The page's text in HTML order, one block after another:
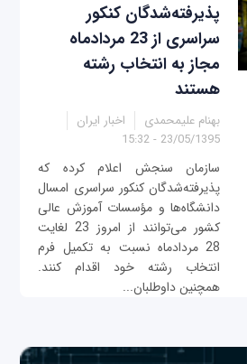
پذیرفته‌شدگان کنکور
سراسری از 23 مردادماه
مجاز به انتخاب رشته
هستند
بهنام علیمحمدی
اخبار ایران
23/05/1395 - 15:32
سازمان سنجش اعلام کرده که
پذیرفته‌شدگان کنکور سراسری امسال
دانشگاه‌ها و مؤسسات آموزش عالی
کشور می‌توانند از امروز 23 لغایت
28 مردادماه نسبت به تکمیل فرم
انتخاب رشته خود اقدام کنند.
همچنین داوطلبان...